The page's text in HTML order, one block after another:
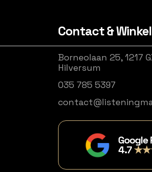
Contact & Winkel
Borneolaan 25, 1217
Hilversum
035 785 5397
Google
4.7